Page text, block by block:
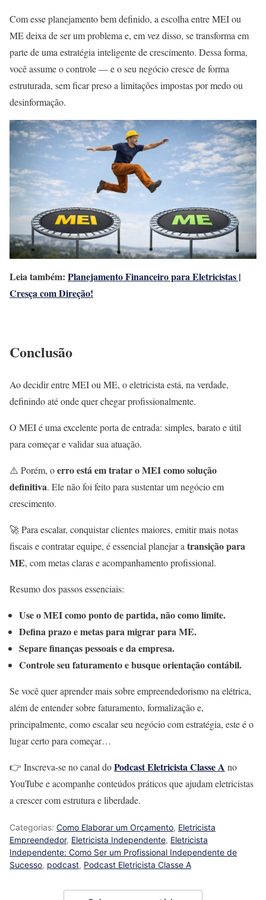
Com esse planejamento bem definido, a escolha entre MEI ou
ME deixa de ser um problema e, em vez disso, se transforma em
parte de uma estratégia inteligente de crescimento. Dessa forma,
você assume o controle — e o seu negócio cresce de forma
estruturada, sem ficar preso a limitações impostas por medo ou
desinformação.
Leia também: Planejamento Financeiro para Eletricistas |
Cresça com Direção!
Conclusão
Ao decidir entre MEI ou ME, o eletricista está, na verdade,
definindo até onde quer chegar profissionalmente.
O MEI é uma excelente porta de entrada: simples, barato e útil
para começar e validar sua atuação.
⚠️ Porém, oerro está em tratar o MEI como solução
definitiva. Ele não foi feito para sustentar um negócio em
crescimento.
🚀 Para escalar, conquistar clientes maiores, emitir mais notas
fiscais e contratar equipe, é essencial planejar a transição para
ME, com metas claras e acompanhamento profissional.
Resumo dos passos essenciais:
Use o MEI como ponto de partida, não como limite.
Defina prazo e metas para migrar para ME.
Separe finanças pessoais e da empresa.
Controle seu faturamento e busque orientação contábil.
Se você quer aprender mais sobre empreendedorismo na elétrica,
além de entender sobre faturamento, formalização e,
principalmente, como escalar seu negócio com estratégia, este é o
lugar certo para começar…
👉 Inscreva-se no canal doPodcast Eletricista Classe A no
YouTube e acompanhe conteúdos práticos que ajudam eletricistas
a crescer com estrutura e liberdade.
Categorias: Como Elaborar um Orçamento, Eletricista
Empreendedor, Eletricista Independente, Eletricista
Independente: Como Ser um Profissional Independente de
Sucesso, podcast, Podcast Eletricista Classe A